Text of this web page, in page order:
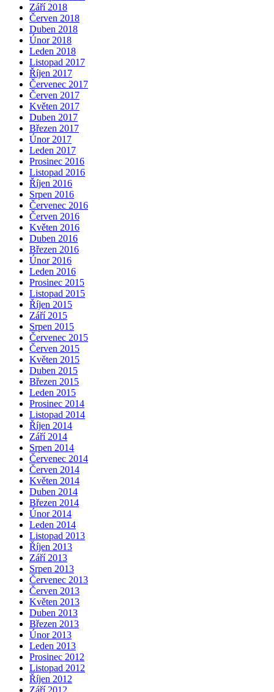
Září 2018
Červen 2018
Duben 2018
Únor 2018
Leden 2018
Listopad 2017
Říjen 2017
Červenec 2017
Červen 2017
Květen 2017
Duben 2017
Březen 2017
Únor 2017
Leden 2017
Prosinec 2016
Listopad 2016
Říjen 2016
Srpen 2016
Červenec 2016
Červen 2016
Květen 2016
Duben 2016
Březen 2016
Únor 2016
Leden 2016
Prosinec 2015
Listopad 2015
Říjen 2015
Září 2015
Srpen 2015
Červenec 2015
Červen 2015
Květen 2015
Duben 2015
Březen 2015
Leden 2015
Prosinec 2014
Listopad 2014
Říjen 2014
Září 2014
Srpen 2014
Červenec 2014
Červen 2014
Květen 2014
Duben 2014
Březen 2014
Únor 2014
Leden 2014
Listopad 2013
Říjen 2013
Září 2013
Srpen 2013
Červenec 2013
Červen 2013
Květen 2013
Duben 2013
Březen 2013
Únor 2013
Leden 2013
Prosinec 2012
Listopad 2012
Říjen 2012